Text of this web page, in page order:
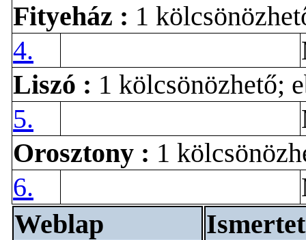
Fityeház : 1
4.
Liszó : 1 kölcsönözhető;
5.
Orosztony : 1
6.
Weblap